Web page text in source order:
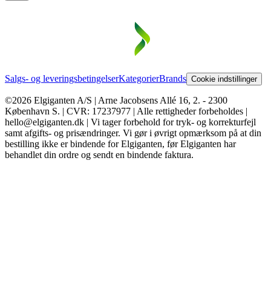
Salgs- og leveringsbetingelserKategorierBrands Cookie indstillinger
©2026 Elgiganten A/S | Arne Jacobsens Allé 16, 2. - 2300
København S. | CVR: 17237977 | Alle rettigheder forbeholdes |
hello@elgiganten.dk | Vi tager forbehold for tryk- og korrekturfejl
samt afgifts- og prisændringer. Vi gør i øvrigt opmærksom på at din
bestilling ikke er bindende for Elgiganten, før Elgiganten har
behandlet din ordre og sendt en bindende faktura.